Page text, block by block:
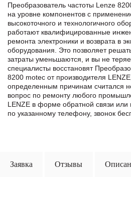
Преобразователь частоты Lenze
на уровне компонентов с
высокоточного и технологичного
работают квалифицированные
ремонта электроники и возврата в
оборудования. Это позволяет
затраты уменьшаются, и вы не
специалисты восстановят
8200 motec от производителя
определенным причинам считался
вопрос по ремонту любого
LENZE в формe обратной связи
по указанному телефону, звонок
Заявка Отзывы